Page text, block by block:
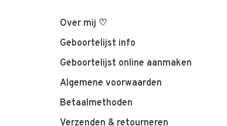
Over mij ♡
Geboortelijst info
Geboortelijst online aanmaken
Algemene voorwaarden
Betaalmethoden
Verzenden & retourneren